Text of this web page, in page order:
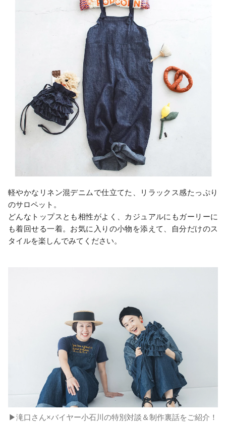
軽やかなリネン混デニムで仕立てた、リラックス感たっぷり
のサロペット。
どんなトップスとも相性がよく、カジュアルにもガーリーに
も着回せる一着。お気に入りの小物を添えて、自分だけのス
タイルを楽しんでみてください。
▶滝口さん×バイヤー小石川の特別対談＆制作裏話をご紹介！